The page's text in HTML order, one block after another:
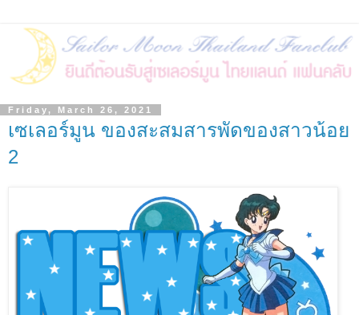
Friday, March 26, 2021
เซเลอร์มูน ของสะสมสารพัดของสาวน้อย
2